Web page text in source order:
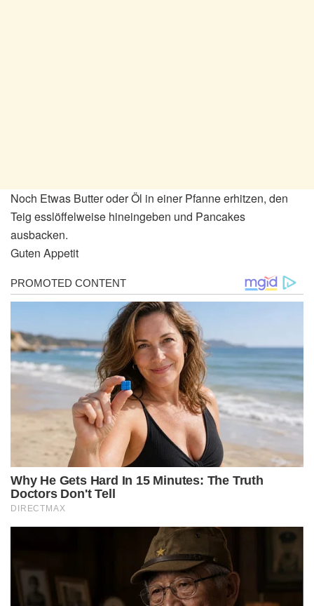
Noch Etwas Butter oder Öl in einer Pfanne erhitzen, den
Teig esslöffelweise hineingeben und Pancakes
ausbacken.
Guten Appetit